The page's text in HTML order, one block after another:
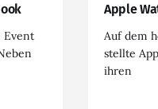
Event
Apple
Auf dem
stellte
ihren